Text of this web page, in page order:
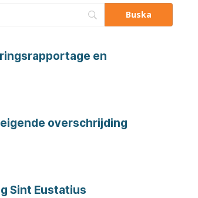
en
overschrijding
Sint Eustatius